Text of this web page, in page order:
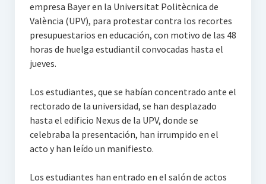
empresa Bayer en la Universitat Politècnica de
València (UPV), para protestar contra los recortes
presupuestarios en educación, con motivo de las 48
horas de huelga estudiantil convocadas hasta el
jueves.
Los estudiantes, que se habían concentrado ante el
rectorado de la universidad, se han desplazado
hasta el edificio Nexus de la UPV, donde se
celebraba la presentación, han irrumpido en el
acto y han leído un manifiesto.
Los estudiantes han entrado en el salón de actos